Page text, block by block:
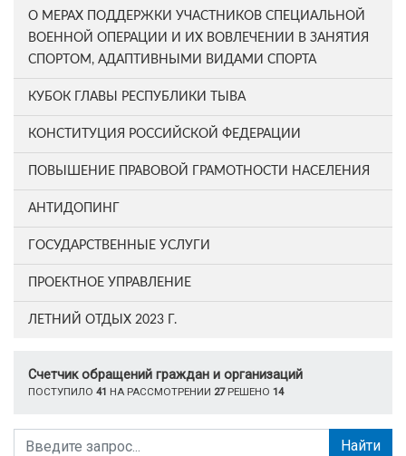
О МЕРАХ ПОДДЕРЖКИ УЧАСТНИКОВ СПЕЦИАЛЬНОЙ
ВОЕННОЙ ОПЕРАЦИИ И ИХ ВОВЛЕЧЕНИИ В ЗАНЯТИЯ
СПОРТОМ, АДАПТИВНЫМИ ВИДАМИ СПОРТА
КУБОК ГЛАВЫ РЕСПУБЛИКИ ТЫВА
КОНСТИТУЦИЯ РОССИЙСКОЙ ФЕДЕРАЦИИ
ПОВЫШЕНИЕ ПРАВОВОЙ ГРАМОТНОСТИ НАСЕЛЕНИЯ
АНТИДОПИНГ
ГОСУДАРСТВЕННЫЕ УСЛУГИ
ПРОЕКТНОЕ УПРАВЛЕНИЕ
ЛЕТНИЙ ОТДЫХ 2023 Г.
Счетчик обращений граждан и организаций
ПОСТУПИЛО 41 НА РАССМОТРЕНИИ 27РЕШЕНО 14
Найти